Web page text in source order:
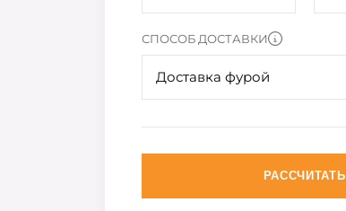
СПОСОБ ДОСТАВКИ
Доставка фурой
РАССЧИТАТЬ